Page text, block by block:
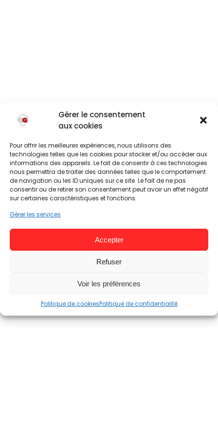
Gérer le consentement
aux cookies
Pour offrir les meilleures expériences, nous utilisons des
technologies telles que les cookies pour stocker et/ou accéder aux
informations des appareils. Le fait de consentir à ces technologies
nous permettra de traiter des données telles que le comportement
de navigation ou les ID uniques sur ce site. Le fait de ne pas
consentir ou de retirer son consentement peut avoir un effet négatif
sur certaines caractéristiques et fonctions.
Gérer les services
Accepter
Refuser
Voir les préférences
Politique de cookiesPolitique de confidentialité